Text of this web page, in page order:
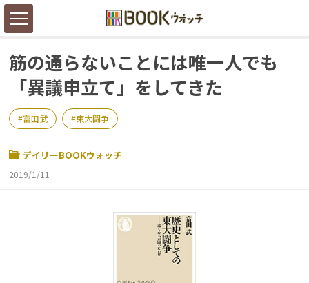
筋の通らないことには唯一人でも
「異議申立て」をしてきた
富田武 東大闘争
デイリーBOOKウォッチ
2019/1/11